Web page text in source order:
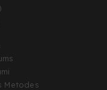
Metodes